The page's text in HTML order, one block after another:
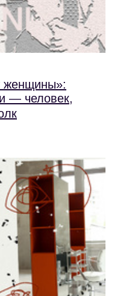
женщины»:
— человек,